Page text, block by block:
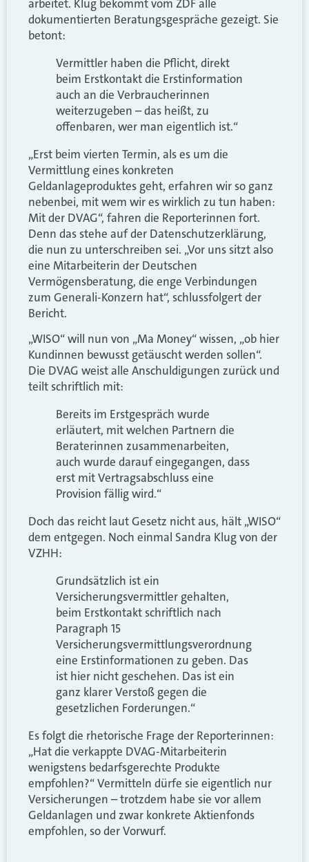
arbeitet. Klug bekommt vom ZDF alle
dokumentierten Beratungsgespräche gezeigt. Sie
betont:
Vermittler haben die Pflicht, direkt
beim Erstkontakt die Erstinformation
auch an die Verbraucherinnen
weiterzugeben – das heißt, zu
offenbaren, wer man eigentlich ist.“
„Erst beim vierten Termin, als es um die
Vermittlung eines konkreten
Geldanlageproduktes geht, erfahren wir so ganz
nebenbei, mit wem wir es wirklich zu tun haben:
Mit der DVAG“, fahren die Reporterinnen fort.
Denn das stehe auf der Datenschutzerklärung,
die nun zu unterschreiben sei. „Vor uns sitzt also
eine Mitarbeiterin der Deutschen
Vermögensberatung, die enge Verbindungen
zum Generali-Konzern hat“, schlussfolgert der
Bericht.
„WISO“ will nun von „Ma Money“ wissen, „ob hier
Kundinnen bewusst getäuscht werden sollen“.
Die DVAG weist alle Anschuldigungen zurück und
teilt schriftlich mit:
Bereits im Erstgespräch wurde
erläutert, mit welchen Partnern die
Beraterinnen zusammenarbeiten,
auch wurde darauf eingegangen, dass
erst mit Vertragsabschluss eine
Provision fällig wird.“
Doch das reicht laut Gesetz nicht aus, hält „WISO“
dem entgegen. Noch einmal Sandra Klug von der
VZHH:
Grundsätzlich ist ein
Versicherungsvermittler gehalten,
beim Erstkontakt schriftlich nach
Paragraph 15
Versicherungsvermittlungsverordnung
eine Erstinformationen zu geben. Das
ist hier nicht geschehen. Das ist ein
ganz klarer Verstoß gegen die
gesetzlichen Forderungen.“
Es folgt die rhetorische Frage der Reporterinnen:
„Hat die verkappte DVAG-Mitarbeiterin
wenigstens bedarfsgerechte Produkte
empfohlen?“ Vermitteln dürfe sie eigentlich nur
Versicherungen – trotzdem habe sie vor allem
Geldanlagen und zwar konkrete Aktienfonds
empfohlen, so der Vorwurf.